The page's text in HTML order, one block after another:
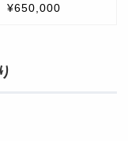
¥650,000